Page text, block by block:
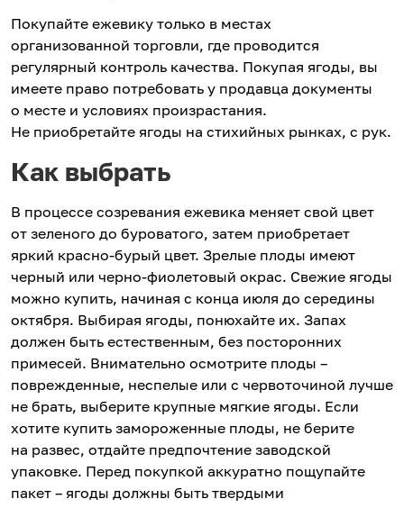
Покупайте ежевику только в местах
организованной торговли, где проводится
регулярный контроль качества. Покупая ягоды, вы
имеете право потребовать у продавца документы
о месте и условиях произрастания.
Не приобретайте ягоды на стихийных рынках, с рук.
Как выбрать
В процессе созревания ежевика меняет свой цвет
от зеленого до буроватого, затем приобретает
яркий красно-бурый цвет. Зрелые плоды имеют
черный или черно-фиолетовый окрас. Свежие ягоды
можно купить, начиная с конца июля до середины
октября. Выбирая ягоды, понюхайте их. Запах
должен быть естественным, без посторонних
примесей. Внимательно осмотрите плоды –
поврежденные, неспелые или с червоточиной лучше
не брать, выберите крупные мягкие ягоды. Если
хотите купить замороженные плоды, не берите
на развес, отдайте предпочтение заводской
упаковке. Перед покупкой аккуратно пощупайте
пакет – ягоды должны быть твердыми